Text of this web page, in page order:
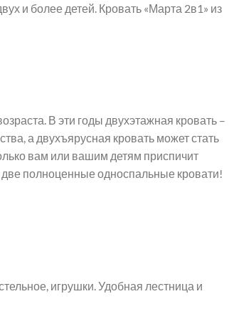
и более детей. Кровать «Марта 2в1» из
В эти годы двухэтажная кровать –
а двухъярусная кровать может стать
вам или вашим детям приспичит
две полноценные односпальные кровати!
игрушки. Удобная лестница и